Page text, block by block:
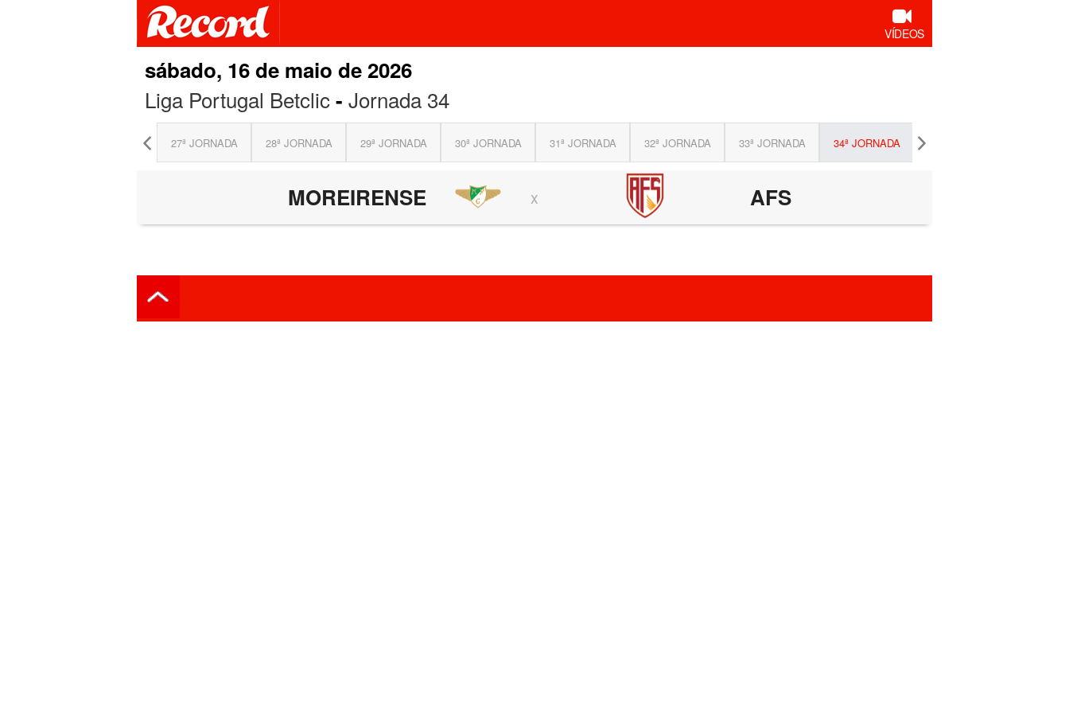
VÍDEOS
sábado, 16 de maio de 2026
Liga Portugal Betclic- Jornada 34
27ª JORNADA 28ª JORNADA 29ª JORNADA 30ª JORNADA 31ª JORNADA 32ª JORNADA 33ª JORNADA 34ª JORNADA
MOREIRENSE x AFS